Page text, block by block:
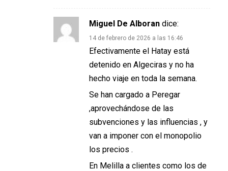
Miguel De Alboran dice:
14 de febrero de 2026 a las 16:46
Efectivamente el Hatay está
detenido en Algeciras y no ha
hecho viaje en toda la semana.
Se han cargado a Peregar
,aprovechándose de las
subvenciones y las influencias , y
van a imponer con el monopolio
los precios .
En Melilla a clientes como los de